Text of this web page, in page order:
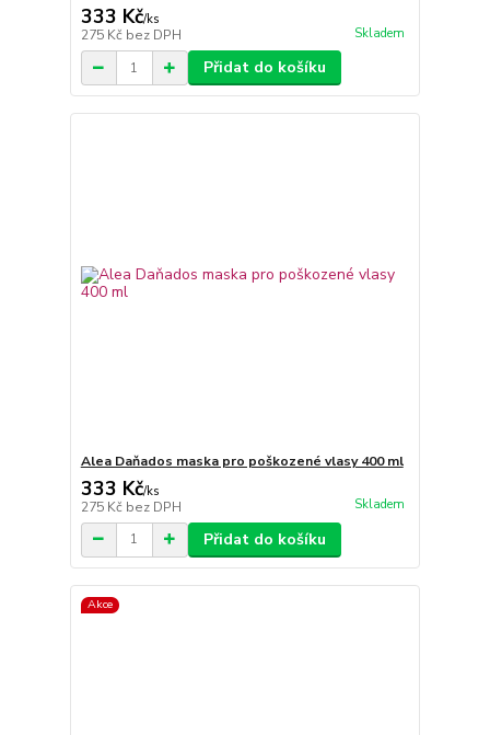
333 Kč/ks
275 Kč bez DPH Skladem
Přidat do košíku
Alea Daňados maska pro poškozené vlasy 400 ml
333 Kč/ks
275 Kč bez DPH Skladem
Přidat do košíku
Akce